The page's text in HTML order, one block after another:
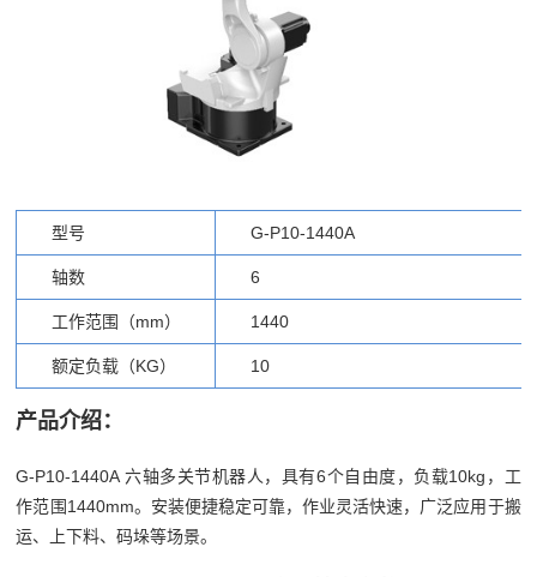
型号 G-P10-1440A
轴数 6
工作范围（mm） 1440
额定负载（KG） 10
产品介绍：
G-P10-1440A 六轴多关节机器人，具有6个自由度，负载10kg，工
作范围1440mm。安装便捷稳定可靠，作业灵活快速，广泛应用于搬
运、上下料、码垛等场景。